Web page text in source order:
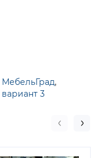
МебельГрад,
вариант 3